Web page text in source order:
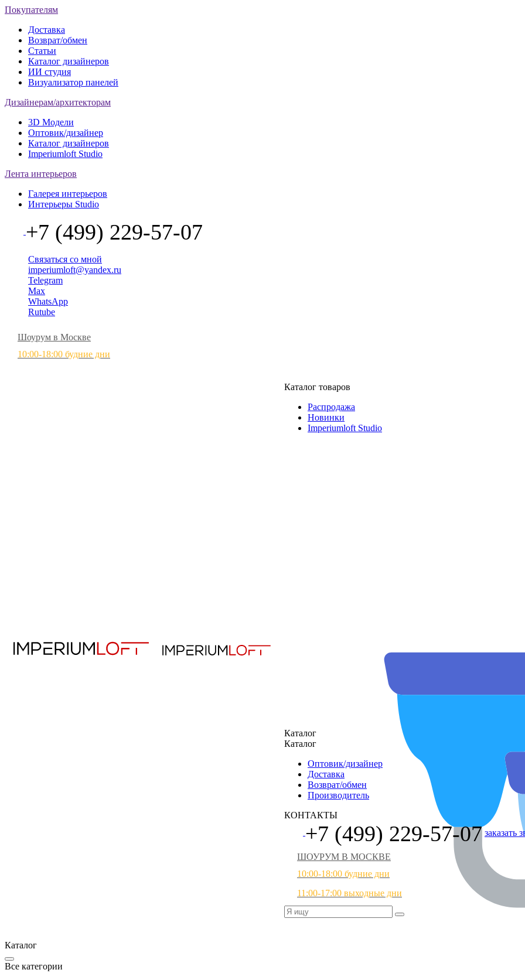
Покупателям
Доставка
Возврат/обмен
Статьи
Каталог дизайнеров
ИИ студия
Визуализатор панелей
Дизайнерам/архитекторам
3D Модели
Оптовик/дизайнер
Каталог дизайнеров
Imperiumloft Studio
Лента интерьеров
Галерея интерьеров
Интерьеры Studio
+7 (499) 229-57-07
Связаться со мной
imperiumloft@yandex.ru
Telegram
Max
WhatsApp
Rutube
Шоурум в Москве
10:00-18:00 будние дни
Каталог товаров
Распродажа
Новинки
Imperiumloft Studio
Каталог
Каталог
Оптовик/дизайнер
Доставка
Возврат/обмен
Производитель
КОНТАКТЫ
+7 (499) 229-57-07 заказать
ШОУРУМ В МОСКВЕ
10:00-18:00 будние дни
11:00-17:00 выходные дни
Каталог
Все категории